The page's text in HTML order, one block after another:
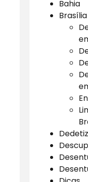
Bahia
Brasília